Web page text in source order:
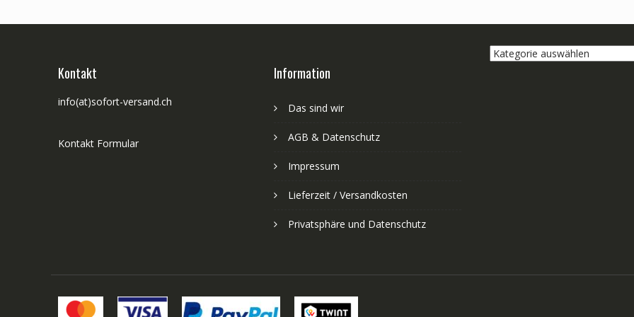
Kontakt
info(at)sofort-versand.ch
Kontakt Formular
Information
Das sind wir
AGB & Datenschutz
Impressum
Lieferzeit / Versandkosten
Privatsphäre und Datenschutz
Kategorie